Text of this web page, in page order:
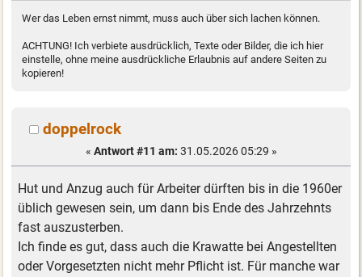
Wer das Leben ernst nimmt, muss auch über sich lachen können.
ACHTUNG! Ich verbiete ausdrücklich, Texte oder Bilder, die ich hier
einstelle, ohne meine ausdrückliche Erlaubnis auf andere Seiten zu
kopieren!
doppelrock
« Antwort #11 am: 31.05.2026 05:29 »
Hut und Anzug auch für Arbeiter dürften bis in die 1960er
üblich gewesen sein, um dann bis Ende des Jahrzehnts
fast auszusterben.
Ich finde es gut, dass auch die Krawatte bei Angestellten
oder Vorgesetzten nicht mehr Pflicht ist. Für manche war